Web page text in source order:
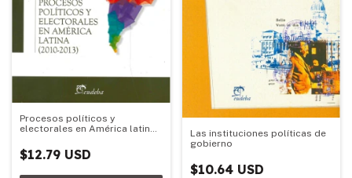
Procesos políticos y
electorales en América latina
$12.79 USD
Las instituciones políticas de
gobierno
$10.64 USD